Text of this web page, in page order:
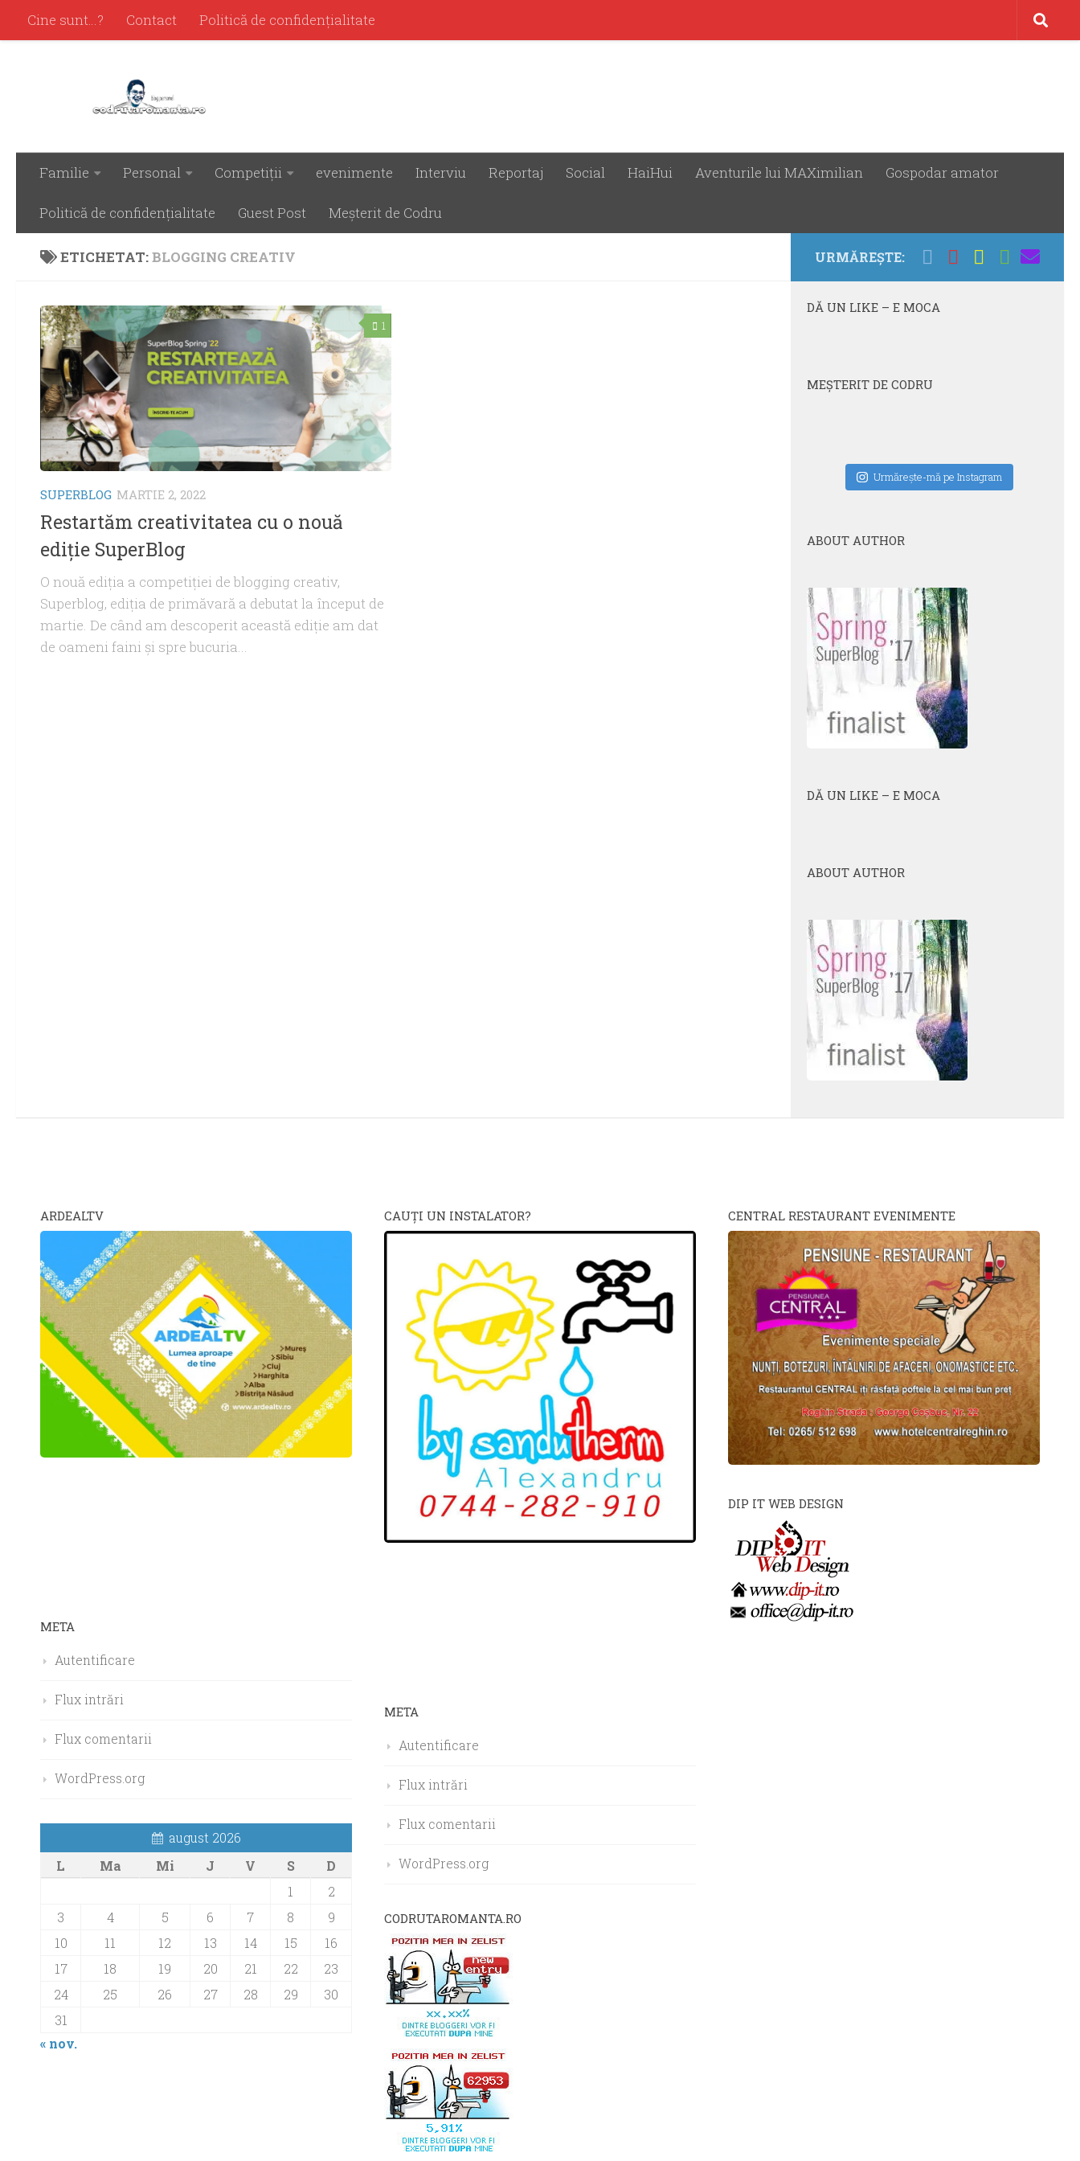
Cine sunt…? Contact Politică de confidenţialitate
Familie Personal Competiţii evenimente Interviu Reportaj Social HaiHui Aventurile lui MAXimilian Gospodar amator
Politică de confidenţialitate Guest Post Meşterit de Codru
ETICHETAT:BLOGGING CREATIV
1
SUPERBLOG MARTIE 2, 2022
Restartăm creativitatea cu o nouă
ediție SuperBlog
O nouă ediția a competiției de blogging creativ,
Superblog, ediția de primăvară a debutat la început de
martie. De când am descoperit această ediție am dat
de oameni faini și spre bucuria...
URMĂREȘTE:
DĂ UN LIKE – E MOCA
MEŞTERIT DE CODRU
Urmăreşte-mă pe Instagram
ABOUT AUTHOR
DĂ UN LIKE – E MOCA
ABOUT AUTHOR
ARDEALTV
META
Autentificare
Flux intrări
Flux comentarii
WordPress.org
august 2026
L
Ma Mi J V S
D
1
2
3
4 5 6 7 8
9
10
11 12 13 14 15
16
17
18 19 20 21 22
23
24
25 26 27 28 29
30
31
« nov.
CAUŢI UN INSTALATOR?
META
Autentificare
Flux intrări
Flux comentarii
WordPress.org
CODRUTAROMANTA.RO
CENTRAL RESTAURANT EVENIMENTE
DIP IT WEB DESIGN